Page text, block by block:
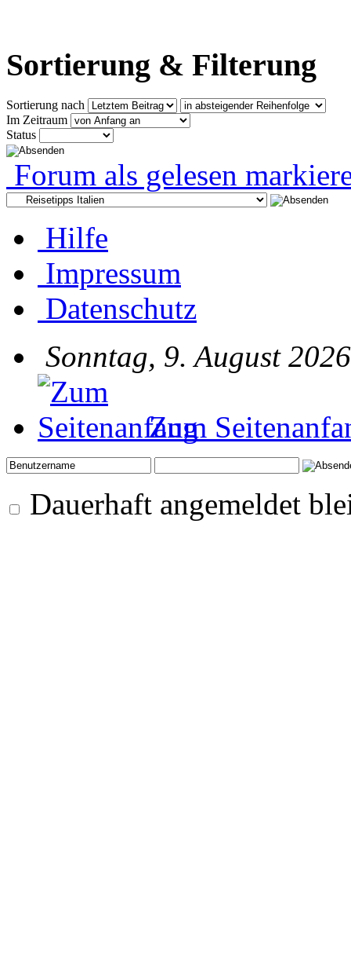
Sortierung & Filterung
Sortierung nach
Im Zeitraum
Status
Forum als gelesen
Hilfe
Impressum
Datenschutz
Sonntag, 9. August
Zum
Dauerhaft angemeldet